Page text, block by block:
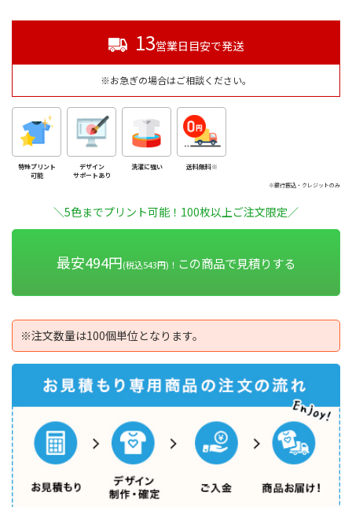
13営業日目安で発送
※お急ぎの場合はご相談ください。
特殊プリント
可能
デザイン
サポートあり
洗濯に強い 送料無料※
※銀行振込・クレジットのみ
＼5色までプリント可能！100枚以上ご注文限定／
最安494円(税込543円)！ この商品で見積りする
※注文数量は100個単位となります。